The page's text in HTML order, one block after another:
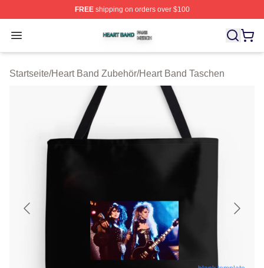
FREEshipping on orders over $100
Open menu
Heart Band Shop ⚡️ Officially Licensed Heart Band
Startseite/Heart Band Zubehör/Heart Band Taschen